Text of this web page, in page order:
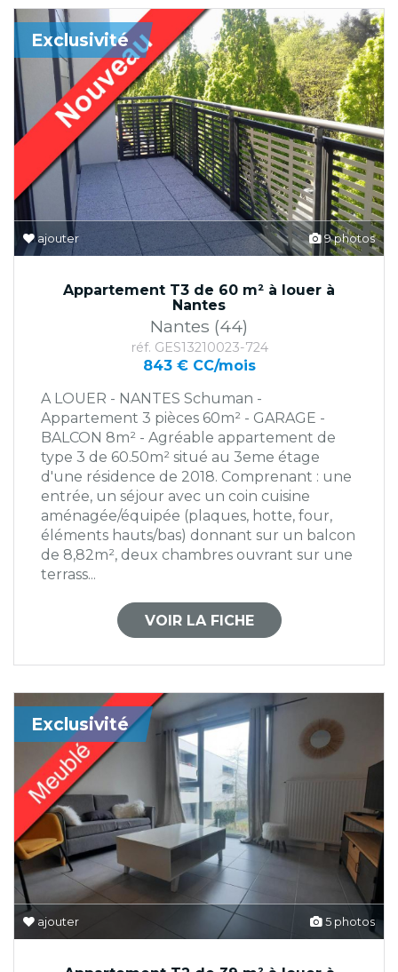
9 photos
ajouter
Exclusivité
Appartement T3 de 60 m² à louer à
Nantes
Nantes (44)
réf. GES13210023-724
843 € CC/mois
A LOUER - NANTES Schuman -
Appartement 3 pièces 60m² - GARAGE -
BALCON 8m² - Agréable appartement de
type 3 de 60.50m² situé au 3eme étage
d'une résidence de 2018. Comprenant : une
entrée, un séjour avec un coin cuisine
aménagée/équipée (plaques, hotte, four,
éléments hauts/bas) donnant sur un balcon
de 8,82m², deux chambres ouvrant sur une
terrass...
VOIR LA FICHE
5 photos
ajouter
Exclusivité